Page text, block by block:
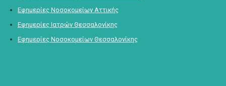
Εφημερίες Νοσοκομείων Αττικής
Εφημερίες Ιατρών Θεσσαλονίκης
Εφημερίες Νοσοκομείων Θεσσαλονίκης